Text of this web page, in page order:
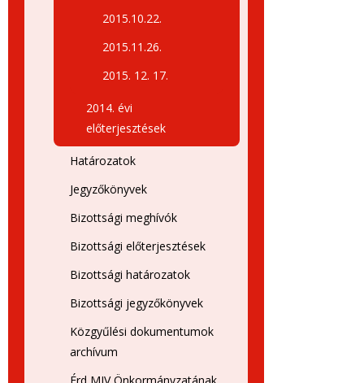
2015.10.22.
2015.11.26.
2015. 12. 17.
2014. évi
előterjesztések
Határozatok
Jegyzőkönyvek
Bizottsági meghívók
Bizottsági előterjesztések
Bizottsági határozatok
Bizottsági jegyzőkönyvek
Közgyűlési dokumentumok
archívum